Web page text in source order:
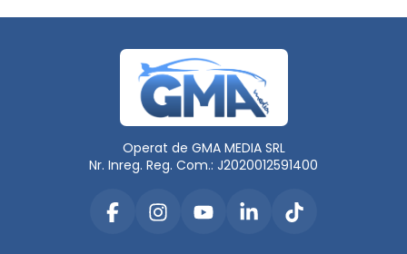
Operat de GMA MEDIA SRL
Nr. Inreg. Reg. Com.: J2020012591400